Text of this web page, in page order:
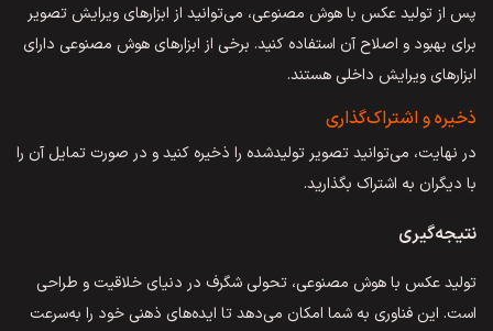
پس از تولید عکس با هوش مصنوعی، می‌توانید از ابزارهای ویرایش تصویر
برای بهبود و اصلاح آن استفاده کنید. برخی از ابزارهای هوش مصنوعی دارای
ابزارهای ویرایش داخلی هستند.
ذخیره و اشتراک‌گذاری
در نهایت، می‌توانید تصویر تولیدشده را ذخیره کنید و در صورت تمایل آن را
با دیگران به اشتراک بگذارید.
نتیجه‌گیری
تولید عکس با هوش مصنوعی، تحولی شگرف در دنیای خلاقیت و طراحی
است. این فناوری به شما امکان می‌دهد تا ایده‌های ذهنی خود را به‌سرعت